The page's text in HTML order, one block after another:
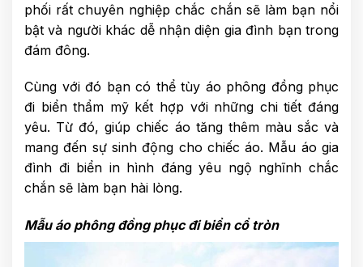
phối rất chuyên nghiệp chắc chắn sẽ làm bạn nổi
bật và người khác dễ nhận diện gia đình bạn trong
đám đông.
Cùng với đó bạn có thể tùy áo phông đồng phục
đi biển thẩm mỹ kết hợp với những chi tiết đáng
yêu. Từ đó, giúp chiếc áo tăng thêm màu sắc và
mang đến sự sinh động cho chiếc áo. Mẫu áo gia
đình đi biển in hình đáng yêu ngộ nghĩnh chắc
chắn sẽ làm bạn hài lòng.
Mẫu áo phông đồng phục đi biển cổ tròn